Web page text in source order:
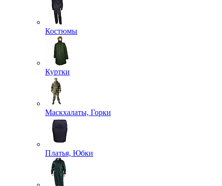
Костюмы
Куртки
Маскхалаты, Горки
Платья, Юбки